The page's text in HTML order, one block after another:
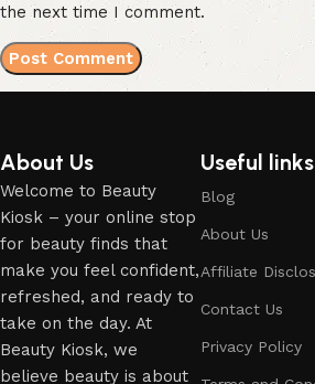
the next time I comment.
About Us
Welcome to Beauty
Kiosk – your online stop
for beauty finds that
make you feel confident,
refreshed, and ready to
take on the day. At
Beauty Kiosk, we
believe beauty is about
Useful links
Blog
About Us
Affiliate
Contact Us
Privacy Policy